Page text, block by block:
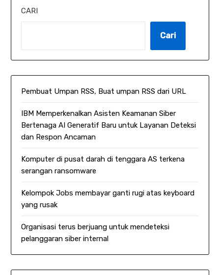
CARI
Cari
Pembuat Umpan RSS, Buat umpan RSS dari URL
IBM Memperkenalkan Asisten Keamanan Siber
Bertenaga AI Generatif Baru untuk Layanan Deteksi
dan Respon Ancaman
Komputer di pusat darah di tenggara AS terkena
serangan ransomware
Kelompok Jobs membayar ganti rugi atas keyboard
yang rusak
Organisasi terus berjuang untuk mendeteksi
pelanggaran siber internal